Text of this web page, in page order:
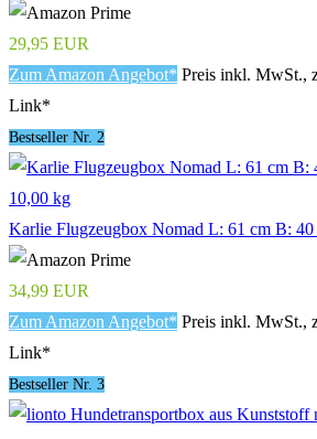
29,95 EUR
Zum Amazon Angebot* Preis inkl. MwSt.,
Link*
Bestseller Nr. 2
Karlie Flugzeugbox Nomad L: 61 cm B: 40
34,99 EUR
Zum Amazon Angebot* Preis inkl. MwSt.,
Link*
Bestseller Nr. 3